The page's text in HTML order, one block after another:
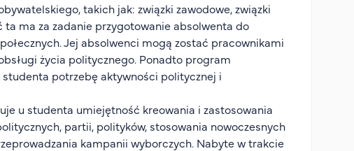
takich jak: związki zawodowe, związki
ma za zadanie przygotowanie absolwenta do
Jej absolwenci mogą zostać pracownikami
życia politycznego. Ponadto program
potrzebę aktywności politycznej i
u studenta umiejętność kreowania i zastosowania
partii, polityków, stosowania nowoczesnych
kampanii wyborczych. Nabyte w trakcie